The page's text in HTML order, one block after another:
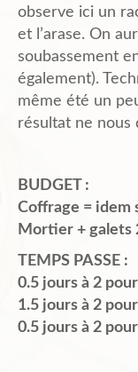
observe ici un
et l’arase. On
soubassement
également).
même été un
résultat ne nous
BUDGET :
Coffrage = idem
Mortier + galets
TEMPS PASSE :
0.5 jours à 2
1.5 jours à 2
0.5 jours à 2